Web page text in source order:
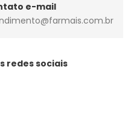
e-mail
redes sociais